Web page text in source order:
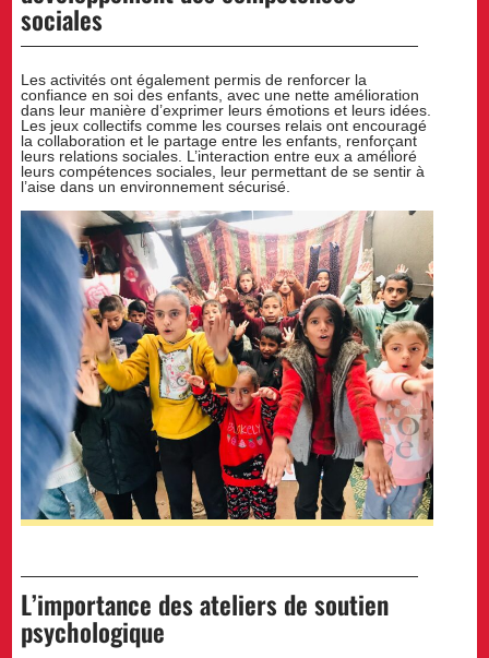
sociales
Les activités ont également permis de renforcer la
confiance en soi des enfants, avec une nette amélioration
dans leur manière d’exprimer leurs émotions et leurs idées.
Les jeux collectifs comme les courses relais ont encouragé
la collaboration et le partage entre les enfants, renforçant
leurs relations sociales. L’interaction entre eux a amélioré
leurs compétences sociales, leur permettant de se sentir à
l’aise dans un environnement sécurisé.
L’importance des ateliers de soutien
psychologique